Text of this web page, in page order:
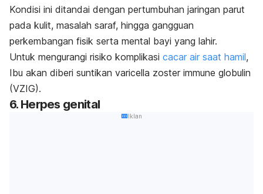
Kondisi ini ditandai dengan pertumbuhan jaringan parut
pada kulit, masalah saraf, hingga gangguan
perkembangan fisik serta mental bayi yang lahir.
Untuk mengurangi risiko komplikasi cacar air saat hamil,
Ibu akan diberi suntikan varicella zoster immune globulin
(VZIG).
6. Herpes genital
Iklan